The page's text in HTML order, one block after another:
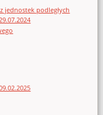
jednostek podległych